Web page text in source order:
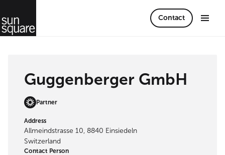
Contact
Guggenberger GmbH
Partner
Address
Allmeindstrasse 10, 8840 Einsiedeln
Switzerland
Contact Person